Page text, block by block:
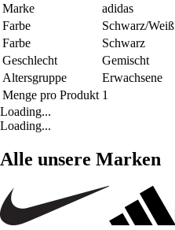
Marke
adidas
Farbe
Schwarz/Weiß
Farbe
Schwarz
Geschlecht
Gemischt
Altersgruppe
Erwachsene
Menge pro Produkt 1
Loading...
Loading...
Alle unsere Marken